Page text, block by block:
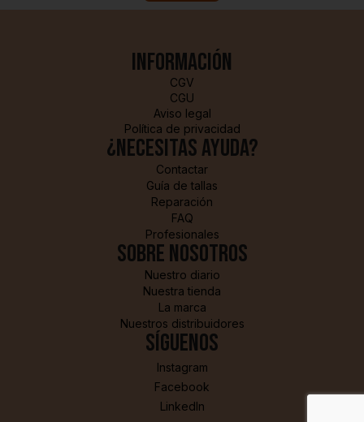
Información
CGV
CGU
Aviso legal
Política de privacidad
¿Necesitas ayuda?
Contactar
Guía de tallas
Reparación
FAQ
Profesionales
sobre nosotros
Nuestro diario
Nuestra tienda
La marca
Nuestros distribuidores
Síguenos
Instagram
Facebook
LinkedIn